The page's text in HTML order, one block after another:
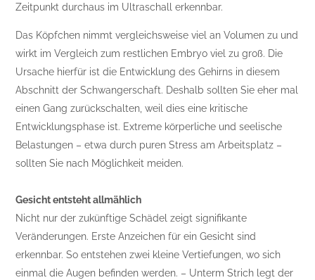
Zeitpunkt durchaus im Ultraschall erkennbar.
Das Köpfchen nimmt vergleichsweise viel an Volumen zu und
wirkt im Vergleich zum restlichen Embryo viel zu groß. Die
Ursache hierfür ist die Entwicklung des Gehirns in diesem
Abschnitt der Schwangerschaft. Deshalb sollten Sie eher mal
einen Gang zurückschalten, weil dies eine kritische
Entwicklungsphase ist. Extreme körperliche und seelische
Belastungen – etwa durch puren Stress am Arbeitsplatz –
sollten Sie nach Möglichkeit meiden.
Gesicht entsteht allmählich
Nicht nur der zukünftige Schädel zeigt signifikante
Veränderungen. Erste Anzeichen für ein Gesicht sind
erkennbar. So entstehen zwei kleine Vertiefungen, wo sich
einmal die Augen befinden werden. – Unterm Strich legt der